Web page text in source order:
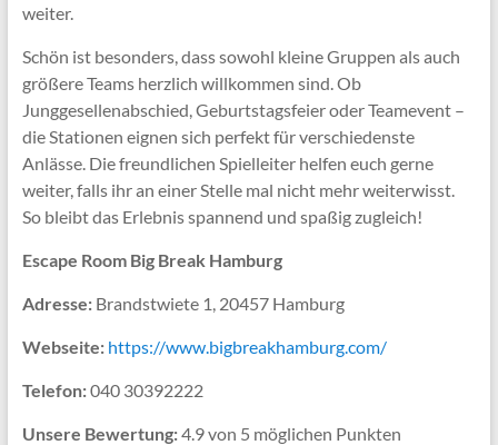
weiter.
Schön ist besonders, dass sowohl kleine Gruppen als auch
größere Teams herzlich willkommen sind. Ob
Junggesellenabschied, Geburtstagsfeier oder Teamevent –
die Stationen eignen sich perfekt für verschiedenste
Anlässe. Die freundlichen Spielleiter helfen euch gerne
weiter, falls ihr an einer Stelle mal nicht mehr weiterwisst.
So bleibt das Erlebnis spannend und spaßig zugleich!
Escape Room Big Break Hamburg
Adresse:Brandstwiete 1, 20457 Hamburg
Webseite: https://www.bigbreakhamburg.com/
Telefon:040 30392222
Unsere Bewertung:4.9 von 5 möglichen Punkten